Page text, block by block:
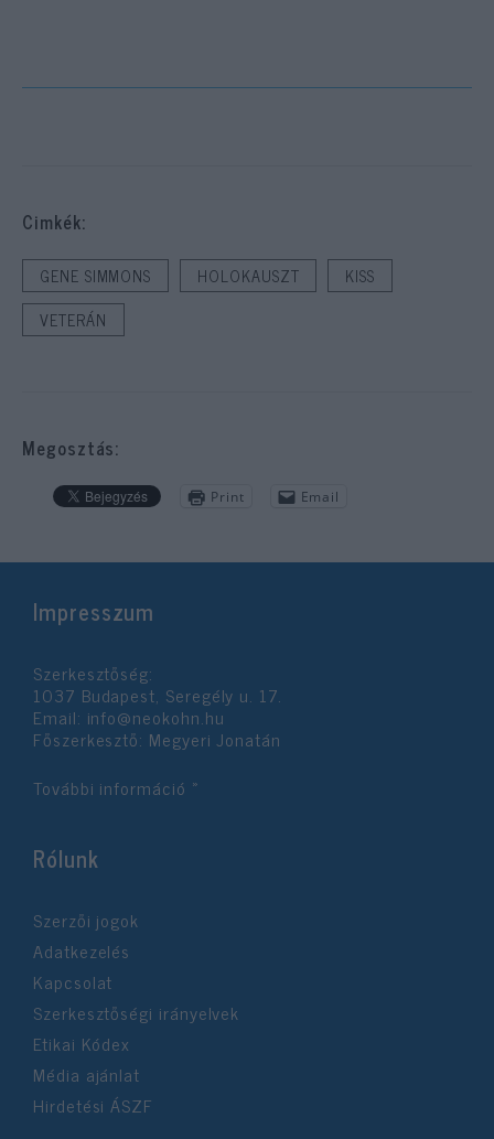
Cimkék:
GENE SIMMONS HOLOKAUSZT
KISS
VETERÁN
Megosztás:
Print Email
Impresszum
Szerkesztőség:
1037 Budapest, Seregély u. 17.
Email: info@neokohn.hu
Főszerkesztő: Megyeri Jonatán
További információ »
Rólunk
Szerzői jogok
Adatkezelés
Kapcsolat
Szerkesztőségi irányelvek
Etikai Kódex
Média ajánlat
Hirdetési ÁSZF